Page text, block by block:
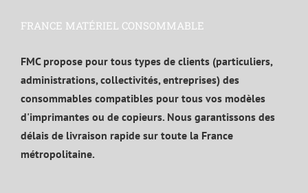
FRANCE MATÉRIEL CONSOMMABLE
FMC propose pour tous types de clients (particuliers,
administrations, collectivités, entreprises) des
consommables compatibles pour tous vos modèles
d'imprimantes ou de copieurs. Nous garantissons des
délais de livraison rapide sur toute la France
métropolitaine.